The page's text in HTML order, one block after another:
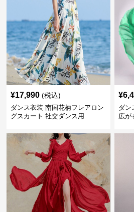
¥17,990 (税込)
ダンス衣装 南国花柄フレアロン
グスカート 社交ダンス用
¥
ダン
広が